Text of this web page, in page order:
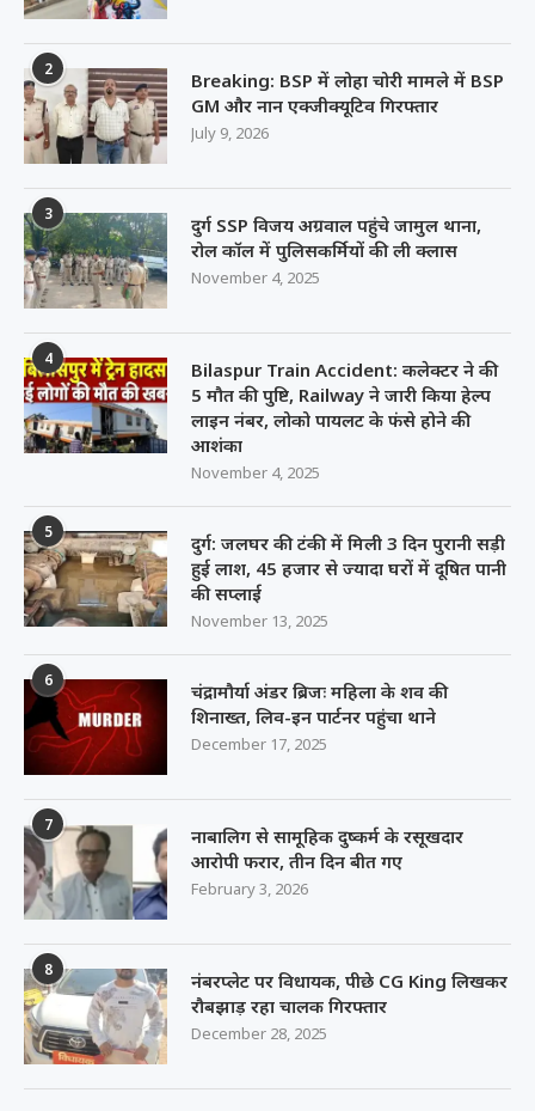
2
Breaking: BSP में लोहा चोरी मामले में BSP
GM और नान एक्जीक्यूटिव गिरफ्तार
July 9, 2026
3
दुर्ग SSP विजय अग्रवाल पहुंचे जामुल थाना,
रोल कॉल में पुलिसकर्मियों की ली क्लास
November 4, 2025
4
Bilaspur Train Accident: कलेक्टर ने की
5 मौत की पुष्टि, Railway ने जारी किया हेल्प
लाइन नंबर, लोको पायलट के फंसे होने की
आशंका
November 4, 2025
5
दुर्ग: जलघर की टंकी में मिली 3 दिन पुरानी सड़ी
हुई लाश, 45 हजार से ज्यादा घरों में दूषित पानी
की सप्लाई
November 13, 2025
6
चंद्रामौर्या अंडर ब्रिजः महिला के शव की
शिनाख्त, लिव-इन पार्टनर पहुंचा थाने
December 17, 2025
7
नाबालिग से सामूहिक दुष्कर्म के रसूखदार
आरोपी फरार, तीन दिन बीत गए
February 3, 2026
8
नंबरप्लेट पर विधायक, पीछे CG King लिखकर
रौबझाड़ रहा चालक गिरफ्तार
December 28, 2025